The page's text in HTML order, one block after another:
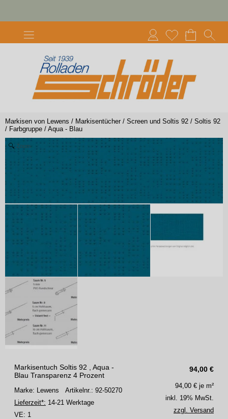
Markisen von Lewens / Markisentücher / Screen und Soltis 92 / Soltis 92
/ Farbgruppe / Aqua - Blau
Zoom
94,00 €
Markisentuch Soltis 92 , Aqua -
Blau Transparenz 4 Prozent
Marke: Lewens Artikelnr.: 92-50270
Lieferzeit*: 14-21 Werktage
VE: 1
94,00 € je m²
inkl. 19% MwSt.
zzgl. Versand